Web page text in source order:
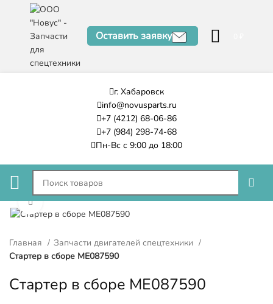
Оставить заявку
г. Хабаровск
info@novusparts.ru
+7 (4212) 68-06-86
+7 (984) 298-74-68
Пн-Вс с 9:00 до 18:00
Нажмите, чтобы увеличить
Главная
Запчасти двигателей спецтехники
Стартер в сборе ME087590
Стартер в сборе ME087590